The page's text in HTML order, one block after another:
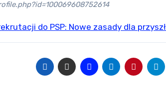
do PSP: Nowe zasady dla